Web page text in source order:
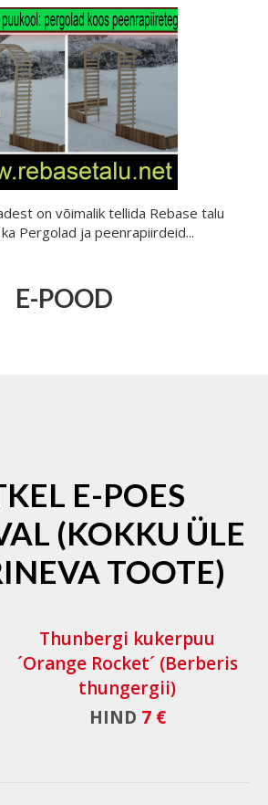
on võimalik tellida Rebase talu
Pergolad ja peenrapiirdeid...
E-POOD
E-POES
(KOKKU ÜLE
TOOTE)
Thunbergi kukerpuu
´Orange Rocket´ (Berberis
thungergii)
HIND 7 €